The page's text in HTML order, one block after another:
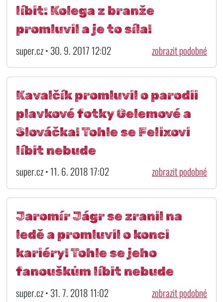
líbit: Kolega z branže
promluvil a je to síla!
super.cz • 30. 9. 2017 12:02 zobrazit podobné
Kavalčík promluvil o parodii
plavkové fotky Gelemové a
Slováčka! Tohle se Felixovi
líbit nebude
super.cz • 11. 6. 2018 17:02 zobrazit podobné
Jaromír Jágr se zranil na
ledě a promluvil o konci
kariéry! Tohle se jeho
fanouškům líbit nebude
super.cz • 31. 7. 2018 11:02 zobrazit podobné